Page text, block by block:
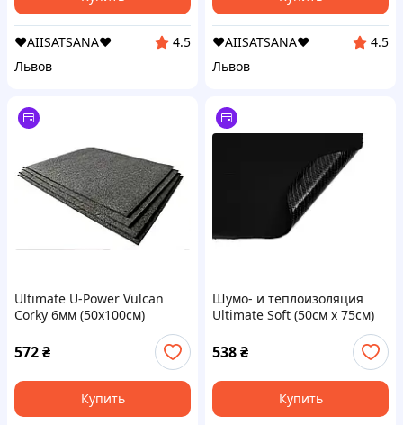
❤️AIISATSANA❤️
4.5
Львов
❤️AIISATSANA❤️
4.5
Львов
Ultimate U-Power Vulcan
Corky 6мм (50x100см)
572₴
Купить
Шумо- и теплоизоляция
Ultimate Soft (50см x 75см)
538₴
Купить